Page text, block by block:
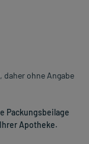
ohne Angabe
Packungsbeilage
Apotheke.